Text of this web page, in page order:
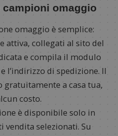
campioni omaggio
omaggio è semplice:
attiva, collegati al sito del
e compila il modulo
l’indirizzo di spedizione. Il
gratuitamente a casa tua,
costo.
è disponibile solo in
vendita selezionati. Su